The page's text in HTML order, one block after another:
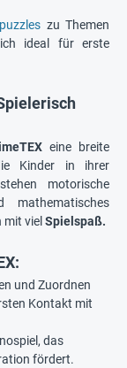
zu Themen
ideal für erste
eine breite
Kinder in ihrer
motorische
mathematisches
viel Spielspaß.
und Zuordnen
Kontakt mit
das
fördert.